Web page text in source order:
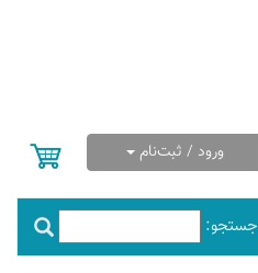
ورود / ثبت‌نام
جستجو: